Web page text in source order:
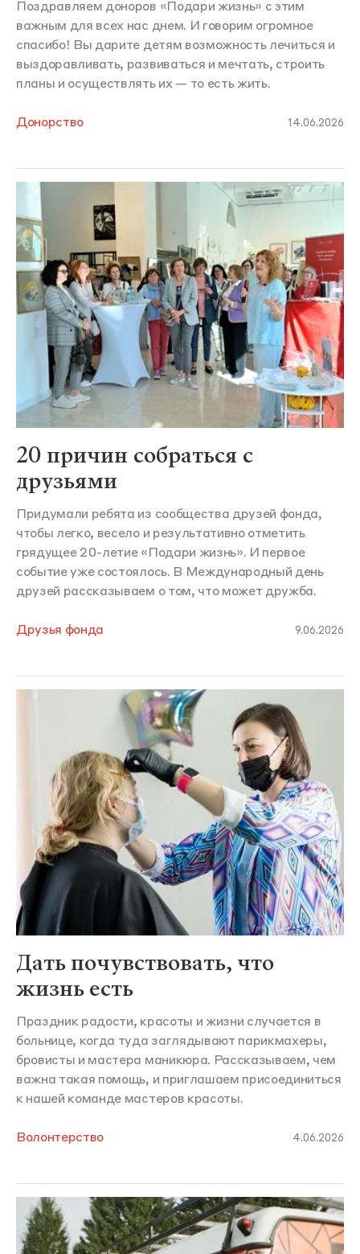
Поздравляем доноров «Подари жизнь» с этим
важным для всех нас днем. И говорим огромное
спасибо! Вы дарите детям возможность лечиться и
выздоравливать, развиваться и мечтать, строить
планы и осуществлять их — то есть жить.
Донорство 14.06.2026
20 причин собраться с
друзьями
Придумали ребята из сообщества друзей фонда,
чтобы легко, весело и результативно отметить
грядущее 20-летие «Подари жизнь». И первое
событие уже состоялось. В Международный день
друзей рассказываем о том, что может дружба.
Друзья фонда 9.06.2026
Дать почувствовать, что
жизнь есть
Праздник радости, красоты и жизни случается в
больнице, когда туда заглядывают парикмахеры,
бровисты и мастера маникюра. Рассказываем, чем
важна такая помощь, и приглашаем присоединиться
к нашей команде мастеров красоты.
Волонтерство 4.06.2026